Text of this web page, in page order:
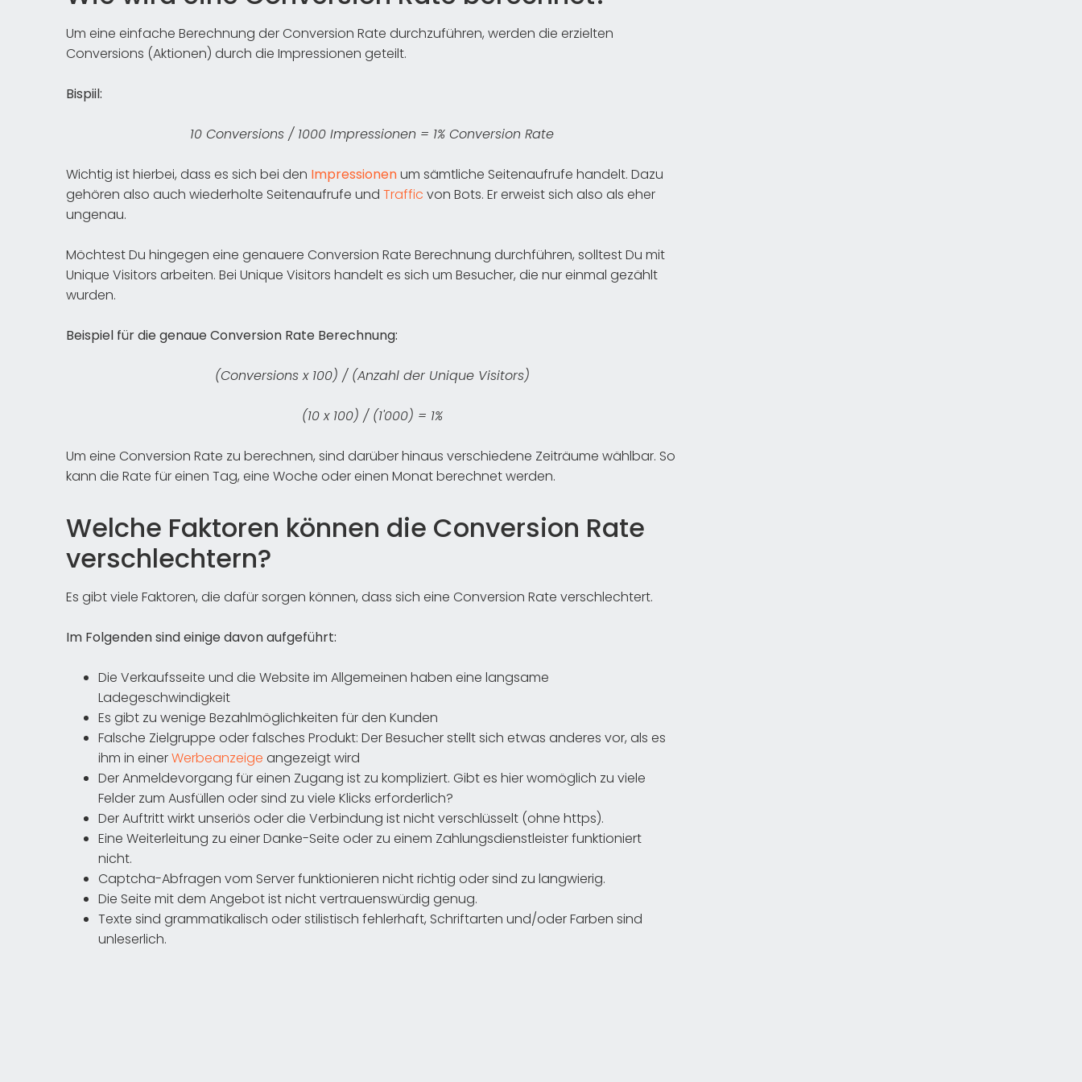
Um eine einfache Berechnung der Conversion Rate durchzuführen, werden die erzielten
Conversions (Aktionen) durch die Impressionen geteilt.
Bispiil:
10 Conversions / 1000 Impressionen = 1% Conversion Rate
Wichtig ist hierbei, dass es sich bei den Impressionenum sämtliche Seitenaufrufe handelt. Dazu
gehören also auch wiederholte Seitenaufrufe und Traffic von Bots. Er erweist sich also als eher
ungenau.
Möchtest Du hingegen eine genauere Conversion Rate Berechnung durchführen, solltest Du mit
Unique Visitors arbeiten. Bei Unique Visitors handelt es sich um Besucher, die nur einmal gezählt
wurden.
Beispiel für die genaue Conversion Rate Berechnung:
(Conversions x 100) / (Anzahl der Unique Visitors)
(10 x 100) / (1'000) = 1%
Um eine Conversion Rate zu berechnen, sind darüber hinaus verschiedene Zeiträume wählbar. So
kann die Rate für einen Tag, eine Woche oder einen Monat berechnet werden.
Welche Faktoren können die Conversion Rate
verschlechtern?
Es gibt viele Faktoren, die dafür sorgen können, dass sich eine Conversion Rate verschlechtert.
Im Folgenden sind einige davon aufgeführt:
Die Verkaufsseite und die Website im Allgemeinen haben eine langsame
Ladegeschwindigkeit
Es gibt zu wenige Bezahlmöglichkeiten für den Kunden
Falsche Zielgruppe oder falsches Produkt: Der Besucher stellt sich etwas anderes vor, als es
ihm in einerWerbeanzeige angezeigt wird
Der Anmeldevorgang für einen Zugang ist zu kompliziert. Gibt es hier womöglich zu viele
Felder zum Ausfüllen oder sind zu viele Klicks erforderlich?
Der Auftritt wirkt unseriös oder die Verbindung ist nicht verschlüsselt (ohne https).
Eine Weiterleitung zu einer Danke-Seite oder zu einem Zahlungsdienstleister funktioniert
nicht.
Captcha-Abfragen vom Server funktionieren nicht richtig oder sind zu langwierig.
Die Seite mit dem Angebot ist nicht vertrauenswürdig genug.
Texte sind grammatikalisch oder stilistisch fehlerhaft, Schriftarten und/oder Farben sind
unleserlich.